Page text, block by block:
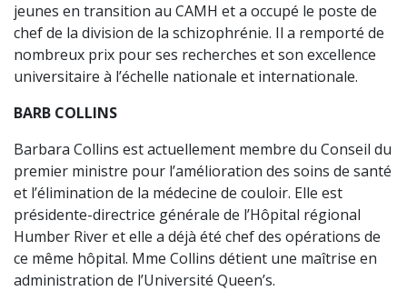
jeunes en transition au CAMH et a occupé le poste de
chef de la division de la schizophrénie. Il a remporté de
nombreux prix pour ses recherches et son excellence
universitaire à l’échelle nationale et internationale.
BARB COLLINS
Barbara Collins est actuellement membre du Conseil du
premier ministre pour l’amélioration des soins de santé
et l’élimination de la médecine de couloir. Elle est
présidente-directrice générale de l’Hôpital régional
Humber River et elle a déjà été chef des opérations de
ce même hôpital. Mme Collins détient une maîtrise en
administration de l’Université Queen’s.